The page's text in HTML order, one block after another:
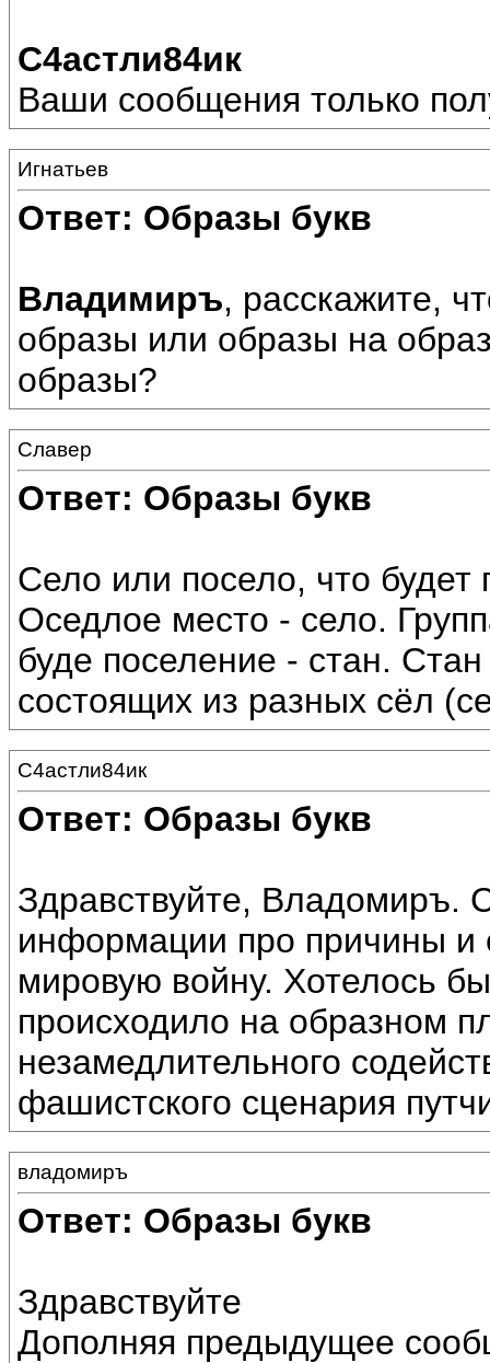
С4астли84ик
Ваши сообщения только
Игнатьев
Ответ: Образы букв
Владимиръ, расскажите,
образы или образы на
образы?
Славер
Ответ: Образы букв
Село или посело, что будет
Оседлое место - село.
буде поселение - стан.
состоящих из разных сёл
С4астли84ик
Ответ: Образы букв
Здравствуйте, Владомиръ.
информации про причины и
мировую войну. Хотелось
происходило на образном
незамедлительного
фашистского сценария
владомиръ
Ответ: Образы букв
Здравствуйте
Дополняя предыдущее